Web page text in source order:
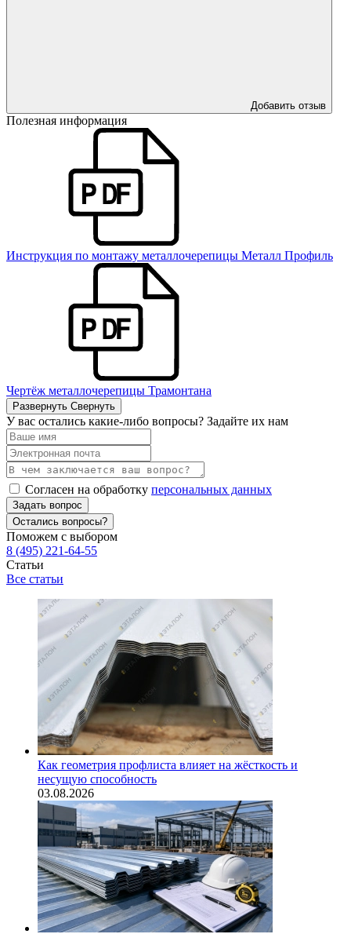
Добавить отзыв
Полезная информация
Инструкция по монтажу металлочерепицы Металл Профиль
Чертёж металлочерепицы Трамонтана
Развернуть Свернуть
У вас остались какие-либо вопросы? Задайте их нам
Согласен на обработку персональных данных
Задать вопрос
Остались вопросы?
Поможем с выбором
8 (495) 221-64-55
Статьи
Все статьи
Как геометрия профлиста влияет на жёсткость и
несущую способность
03.08.2026